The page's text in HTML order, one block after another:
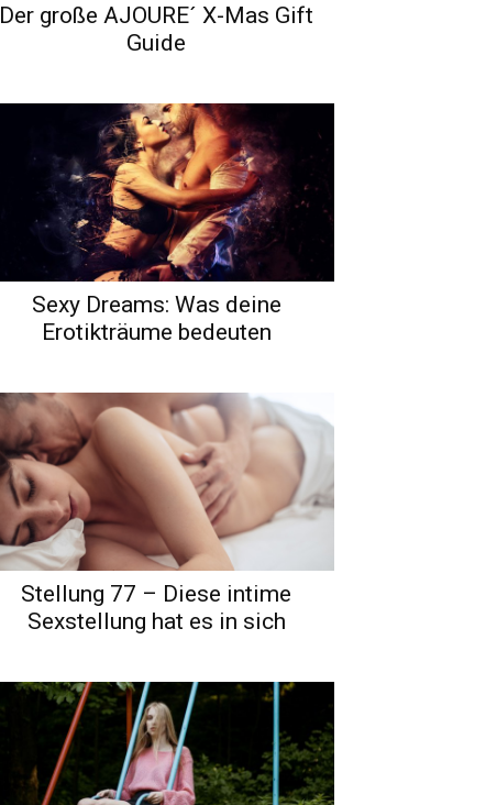
Der große AJOURE´ X-Mas Gift
Guide
Sexy Dreams: Was deine
Erotikträume bedeuten
Stellung 77 – Diese intime
Sexstellung hat es in sich